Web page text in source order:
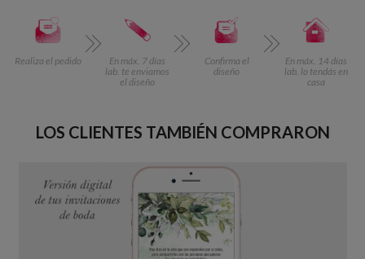
Realiza el pedido
En máx. 7 días
lab. te enviamos
el diseño
Confirma el
diseño
En máx. 14 días
lab. lo tendás en
casa
LOS CLIENTES TAMBIÉN COMPRARON